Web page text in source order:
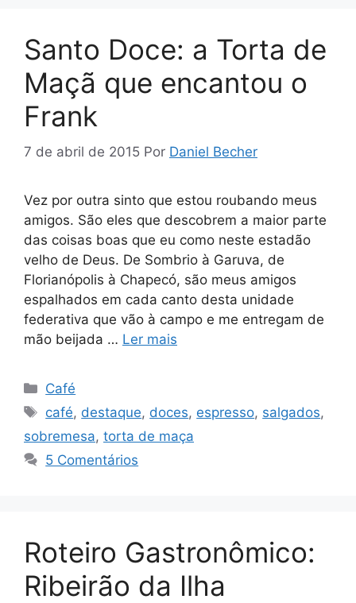
Santo Doce: a Torta de
Maçã que encantou o
Frank
7 de abril de 2015 Por Daniel Becher
Vez por outra sinto que estou roubando meus
amigos. São eles que descobrem a maior parte
das coisas boas que eu como neste estadão
velho de Deus. De Sombrio à Garuva, de
Florianópolis à Chapecó, são meus amigos
espalhados em cada canto desta unidade
federativa que vão à campo e me entregam de
mão beijada … Ler mais
Categorias
Café
Tags
café, destaque, doces, espresso, salgados,
sobremesa, torta de maça
5 Comentários
Roteiro Gastronômico:
Ribeirão da Ilha